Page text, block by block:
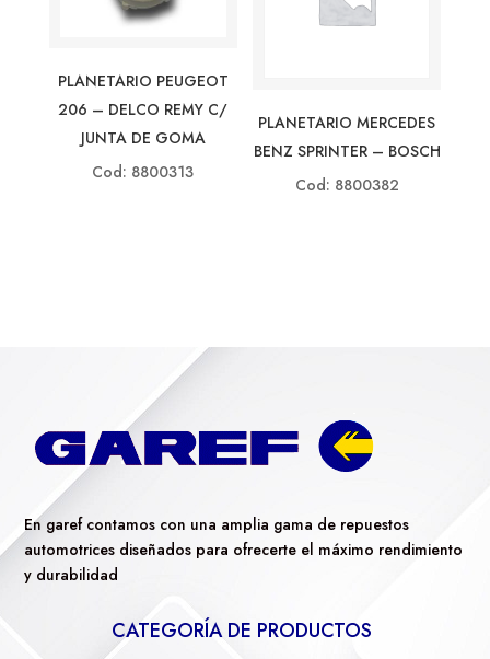
PLANETARIO PEUGEOT
206 – DELCO REMY C/
JUNTA DE GOMA
Cod: 8800313
PLANETARIO MERCEDES
BENZ SPRINTER – BOSCH
Cod: 8800382
En garef contamos con una amplia gama de repuestos
automotrices diseñados para ofrecerte el máximo rendimiento
y durabilidad
CATEGORÍA DE PRODUCTOS